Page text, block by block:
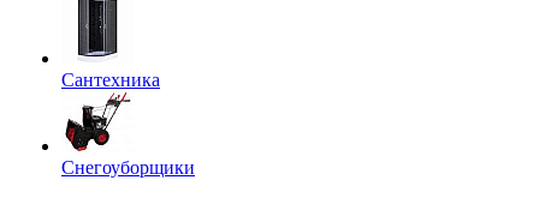
Сантехника
Снегоуборщики